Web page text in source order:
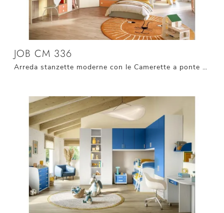
JOB CM 336
Arreda stanzette moderne con le Camerette a ponte Giessegi! Il modello Job CM 336 in melaminico è per bambini.